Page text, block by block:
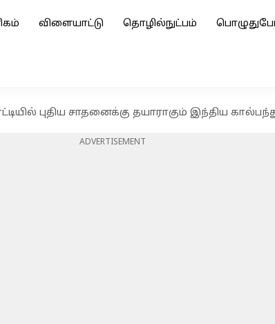
விளையாட்டு தொழில்நுட்பம்
புதிய சாதனைக்கு தயாராகும் இந்திய
ADVERTISEMENT